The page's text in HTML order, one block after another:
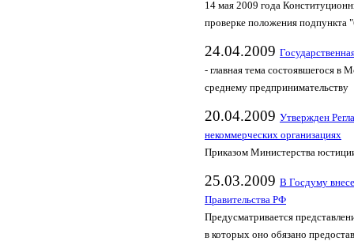
14 мая 2009 года
проверке положения подпункта
24.04.2009
- главная тема состоявшегося в
среднему предпринимательству
20.04.2009 Утвержден
некоммерческих организациях
Приказом Министерства
25.03.2009 В Госдуму
Правительства РФ
Предусматривается
в которых оно обязано